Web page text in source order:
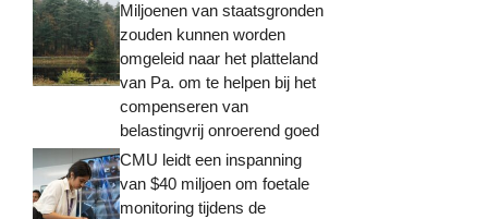
Miljoenen van staatsgronden
zouden kunnen worden
omgeleid naar het platteland
van Pa. om te helpen bij het
compenseren van
belastingvrij onroerend goed
CMU leidt een inspanning
van $40 miljoen om foetale
monitoring tijdens de